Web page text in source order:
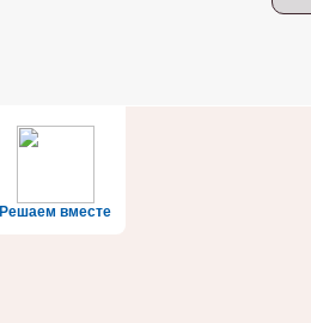
Решаем вместе